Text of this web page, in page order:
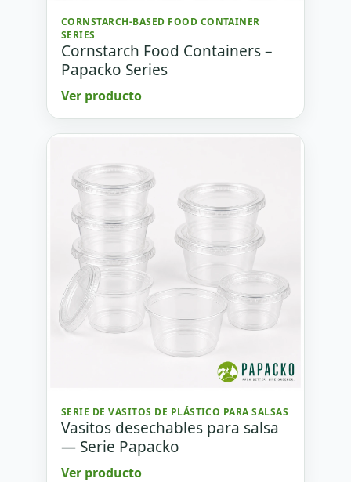
CORNSTARCH-BASED FOOD CONTAINER
SERIES
Cornstarch Food Containers –
Papacko Series
Ver producto
SERIE DE VASITOS DE PLÁSTICO PARA SALSAS
Vasitos desechables para salsa
— Serie Papacko
Ver producto